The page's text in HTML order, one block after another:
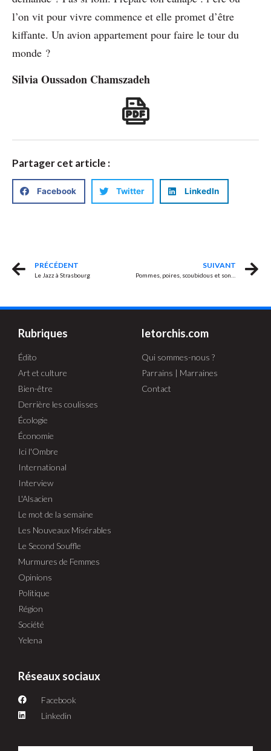
l’on vit pour vivre commence et elle promet d’être
kiffante. Un avion appartement pour faire le tour du
monde ?
Silvia Oussadon Chamszadeh
Partager cet article :
Facebook Twitter LinkedIn
PRÉCÉDENT
Le Jazz à Strasbourg
SUIVANT
Rubriques
Édito
Art et culture
Bien-être
Derrière les coulisses
Écologie
Économie
Ici l'Ombre
International
Interview
L'Alsacien
Le mot de la semaine
Les Nouveaux Misérables
Le Second Souffle
Murmures de Femmes
Opinions
Politique
Région
Société
Yelena
letorchis.com
Qui sommes-nous ?
Parrains | Marraines
Contact
Réseaux sociaux
Facebook
Linkedin